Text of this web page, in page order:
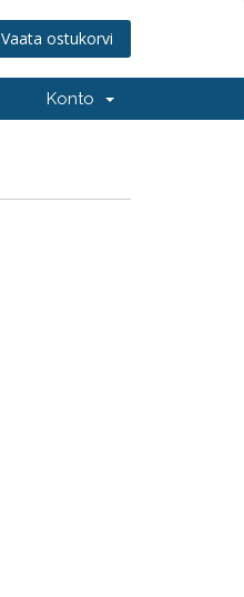
Vaata ostukorvi
Konto